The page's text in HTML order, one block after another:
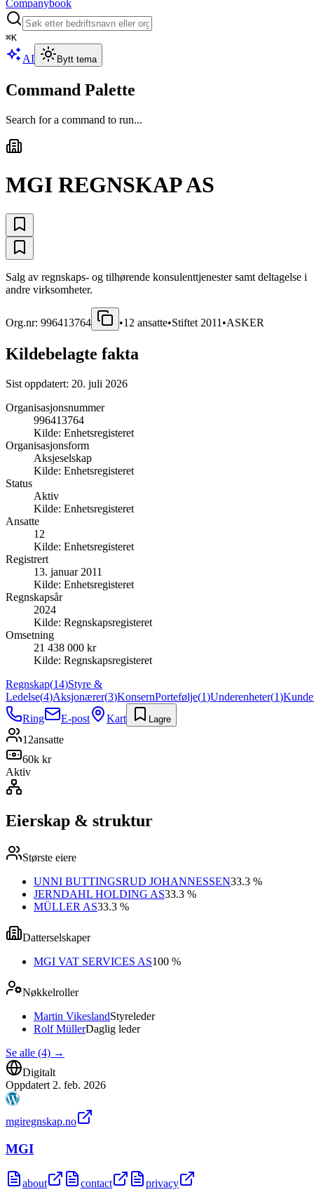
Companybook
⌘K
AI Bytt tema
Command Palette
Search for a command to run...
MGI REGNSKAP AS
Salg av regnskaps- og tilhørende konsulenttjenester samt deltagelse i
andre virksomheter.
Org.nr: 996413764 •12 ansatte•Stiftet 2011 •ASKER
Kildebelagte fakta
Sist oppdatert: 20. juli 2026
Organisasjonsnummer
996413764
Kilde: Enhetsregisteret
Organisasjonsform
Aksjeselskap
Kilde: Enhetsregisteret
Status
Aktiv
Kilde: Enhetsregisteret
Ansatte
12
Kilde: Enhetsregisteret
Registrert
13. januar 2011
Kilde: Enhetsregisteret
Regnskapsår
2024
Kilde: Regnskapsregisteret
Omsetning
21 438 000 kr
Kilde: Regnskapsregisteret
Regnskap(14)Styre &
Ledelse(4)Aksjonærer(3)KonsernPortefølje(1)Underenheter(1)
Ring
E-post Kart Lagre
12ansatte
60k kr
Aktiv
Eierskap & struktur
Største eiere
UNNI BUTTINGSRUD JOHANNESSEN33.3 %
JERNDAHL HOLDING AS33.3 %
MÜLLER AS33.3 %
Datterselskaper
MGI VAT SERVICES AS100 %
Nøkkelroller
Martin VikeslandStyreleder
Rolf MüllerDaglig leder
Se alle (4) →
Digitalt
Oppdatert 2. feb. 2026
mgiregnskap.no
MGI
about contact privacy